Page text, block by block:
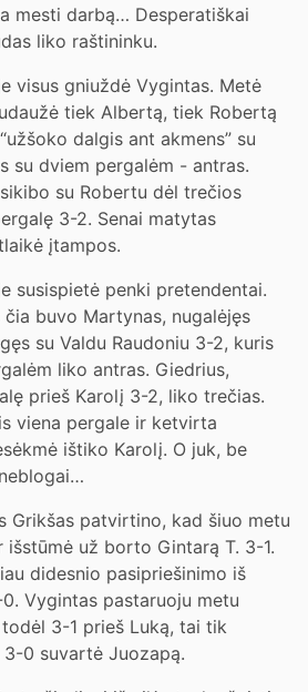
mesti darbą… Desperatiškai
liko raštininku.
visus gniuždė Vygintas. Metė
tiek Albertą, tiek Robertą
dalgis ant akmens” su
su dviem pergalėm - antras.
su Robertu dėl trečios
3-2. Senai matytas
įtampos.
susispietė penki pretendentai.
buvo Martynas, nugalėjęs
su Valdu Raudoniu 3-2, kuris
liko antras. Giedrius,
prieš Karolį 3-2, liko trečias.
viena pergale ir ketvirta
ištiko Karolį. O juk, be
Grikšas patvirtino, kad šiuo metu
už borto Gintarą T. 3-1.
didesnio pasipriešinimo iš
Vygintas pastaruoju metu
3-1 prieš Luką, tai tik
0 suvartė Juozapą.